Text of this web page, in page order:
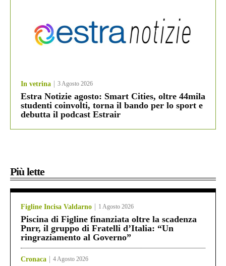
In vetrina 3 Agosto 2026
Estra Notizie agosto: Smart Cities, oltre 44mila
studenti coinvolti, torna il bando per lo sport e
debutta il podcast Estrair
Più lette
Figline Incisa Valdarno 1 Agosto 2026
Piscina di Figline finanziata oltre la scadenza
Pnrr, il gruppo di Fratelli d’Italia: “Un
ringraziamento al Governo”
Cronaca 4 Agosto 2026